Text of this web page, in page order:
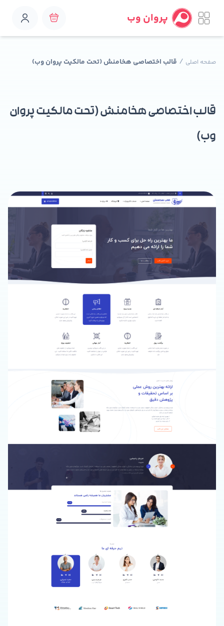
پروان وب
صفحه اصلی / قالب اختصاصی هخامنش (تحت مالکیت پروان وب)
قالب اختصاصی هخامنش (تحت مالکیت پروان
وب)